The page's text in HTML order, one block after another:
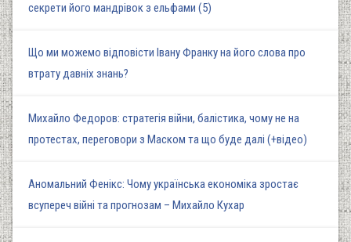
секрети його мандрівок з ельфами (5)
Що ми можемо відповісти Івану Франку на його слова про
втрату давніх знань?
Михайло Федоров: стратегія війни, балістика, чому не на
протестах, переговори з Маском та що буде далі (+відео)
Аномальний Фенікс: Чому українська економіка зростає
всупереч війні та прогнозам – Михайло Кухар